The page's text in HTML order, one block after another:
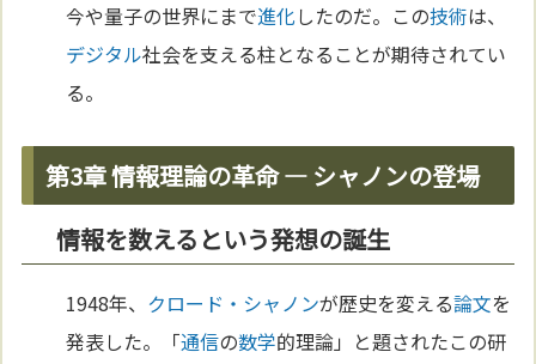
今や量子の世界にまで進化したのだ。この技術は、
デジタル社会を支える柱となることが期待されてい
る。
第3章 情報理論の革命 — シャノンの登場
情報を数えるという発想の誕生
1948年、 クロード・シャノンが歴史を変える論文を
発表した。「通信の数学的理論」と題されたこの研